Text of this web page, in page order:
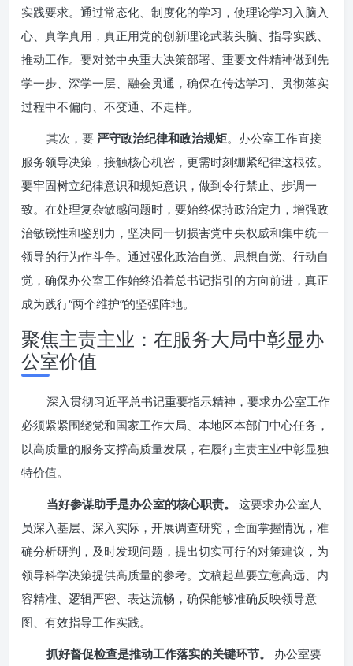
实践要求。通过常态化、制度化的学习，使理论学习入脑入
心、真学真用，真正用党的创新理论武装头脑、指导实践、
推动工作。要对党中央重大决策部署、重要文件精神做到先
学一步、深学一层、融会贯通，确保在传达学习、贯彻落实
过程中不偏向、不变通、不走样。
其次，要 严守政治纪律和政治规矩。办公室工作直接
服务领导决策，接触核心机密，更需时刻绷紧纪律这根弦。
要牢固树立纪律意识和规矩意识，做到令行禁止、步调一
致。在处理复杂敏感问题时，要始终保持政治定力，增强政
治敏锐性和鉴别力，坚决同一切损害党中央权威和集中统一
领导的行为作斗争。通过强化政治自觉、思想自觉、行动自
觉，确保办公室工作始终沿着总书记指引的方向前进，真正
成为践行“两个维护”的坚强阵地。
聚焦主责主业：在服务大局中彰显办
公室价值
深入贯彻习近平总书记重要指示精神，要求办公室工作
必须紧紧围绕党和国家工作大局、本地区本部门中心任务，
以高质量的服务支撑高质量发展，在履行主责主业中彰显独
特价值。
当好参谋助手是办公室的核心职责。
这要求办公室人
员深入基层、深入实际，开展调查研究，全面掌握情况，准
确分析研判，及时发现问题，提出切实可行的对策建议，为
领导科学决策提供高质量的参考。文稿起草要立意高远、内
容精准、逻辑严密、表达流畅，确保能够准确反映领导意
图、有效指导工作实践。
抓好督促检查是推动工作落实的关键环节。
办公室要